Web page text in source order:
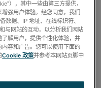
），其中一些由第三方提供，
强用户体验。经您同意，我们
数据、IP 地址、在线标识符、
与网站的互动，以分析我们网站
解用户，提供个性化体验，并
容和广告。您可以使用下面的
Cookie 政策并参考本网站页脚中